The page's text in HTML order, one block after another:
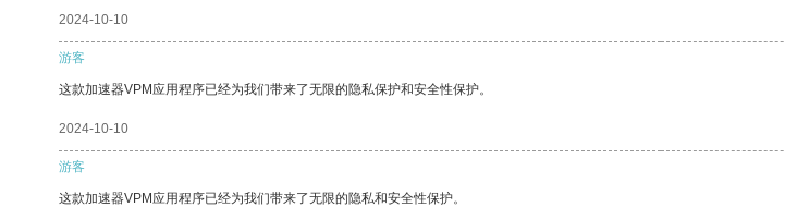
2024-10-10
游客
这款加速器VPM应用程序已经为我们带来了无限的隐私保护和安全性保护。
2024-10-10
游客
这款加速器VPM应用程序已经为我们带来了无限的隐私和安全性保护。